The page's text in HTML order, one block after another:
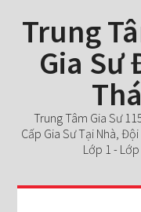
Trung
Gia Sư
Trung Tâm Gia Sư
Cấp Gia Sư Tại Nhà,
Lớp 1 -